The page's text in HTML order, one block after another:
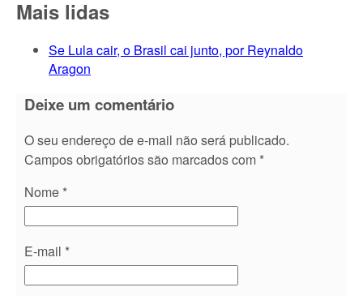
Mais lidas
Se Lula cair, o Brasil cai junto, por Reynaldo
Aragon
Deixe um comentário
O seu endereço de e-mail não será publicado.
Campos obrigatórios são marcados com *
Nome *
E-mail *